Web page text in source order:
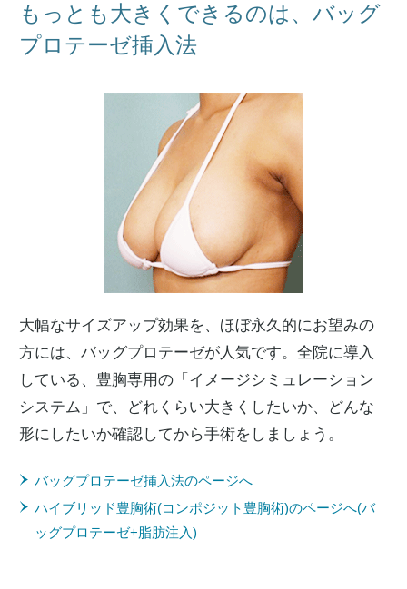
もっとも大きくできるのは、バッグ
プロテーゼ挿入法
大幅なサイズアップ効果を、ほぼ永久的にお望みの
方には、バッグプロテーゼが人気です。全院に導入
している、豊胸専用の「イメージシミュレーション
システム」で、どれくらい大きくしたいか、どんな
形にしたいか確認してから手術をしましょう。
バッグプロテーゼ挿入法のページへ
ハイブリッド豊胸術(コンポジット豊胸術)のページへ(バ
ッグプロテーゼ+脂肪注入)